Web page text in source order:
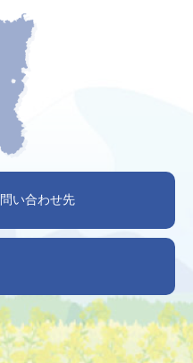
い合わせ先